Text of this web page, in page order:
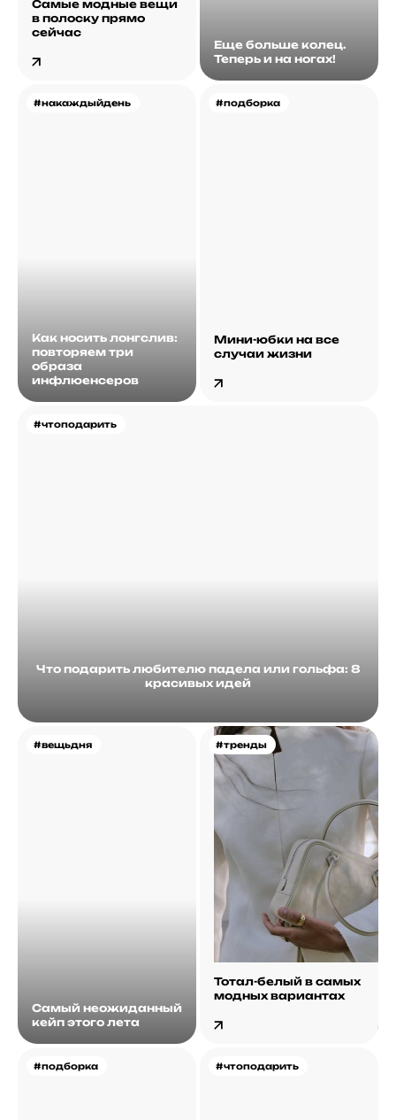
Самые модные вещи
в полоску прямо
сейчас
Еще больше колец.
Теперь и на ногах!
#накаждыйдень
Как носить лонгслив:
повторяем три
образа
инфлюенсеров
#чтоподарить
Что подарить любителю падела или гольфа: 8
красивых идей
#подборка
Мини-юбки на все
случаи жизни
#вещьдня
Самый неожиданный
кейп этого лета
#тренды
Тотал-белый в самых
модных вариантах
#подборка #чтоподарить